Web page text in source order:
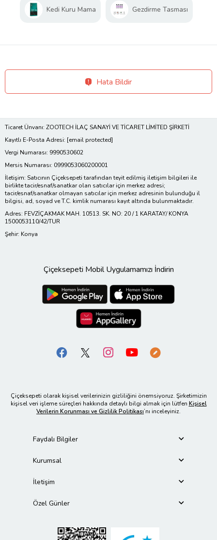
Kedi Kuru Mama Gezdirme Tasması
Hata Bildir
Ticaret Ünvanı: ZOOTECH İLAÇ SANAYİ VE TİCARET LİMİTED ŞİRKETİ
Kayıtlı E-Posta Adresi: [email protected]
Vergi Numarası: 9990530602
Mersis Numarası: 0999053060200001
İletişim: Satıcının Çiçeksepeti tarafından teyit edilmiş iletişim bilgileri ile
birlikte tacir/esnaf/sanatkar olan satıcılar için merkez adresi;
tacir/esnaf/sanatkar olmayan satıcılar için merkez adresinin bulunduğu il
bilgisi, ad, soyad ve T.C. kimlik numarası kayıt altında bulunmaktadır.
Adres: FEVZİÇAKMAK MAH. 10513. SK. NO: 20 / 1 KARATAY/ KONYA
1500053110/42/TUR
Şehir: Konya
Çiçeksepeti Mobil Uygulamamızı İndirin
Çiçeksepeti olarak kişisel verilerinizin gizliliğini önemsiyoruz. Şirketimizin
kişisel veri işleme süreçleri hakkında detaylı bilgi almak için lütfen Kişisel
Verilerin Korunması ve Gizlilik Politikası’nı inceleyiniz.
Faydalı Bilgiler
Kurumsal
İletişim
Özel Günler